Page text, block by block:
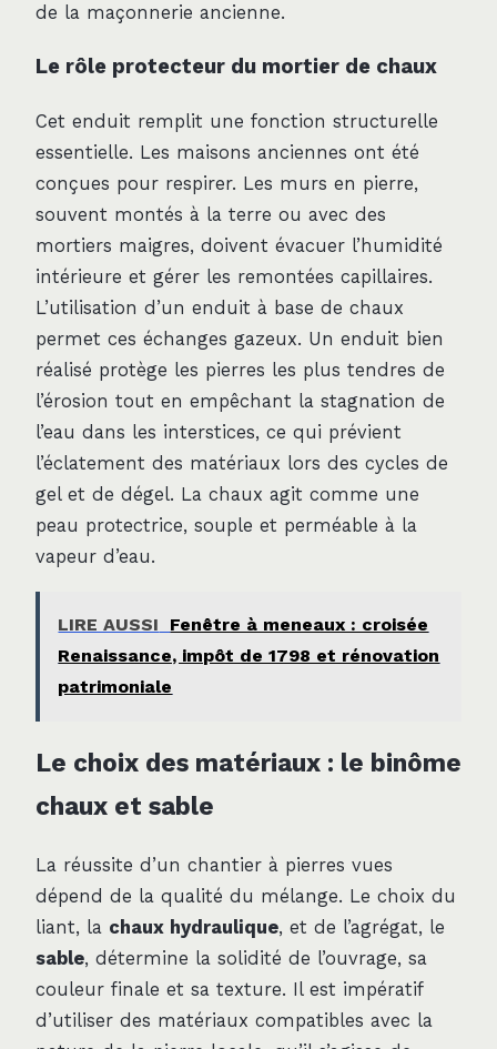
de la maçonnerie ancienne.
Le rôle protecteur du mortier de chaux
Cet enduit remplit une fonction structurelle
essentielle. Les maisons anciennes ont été
conçues pour respirer. Les murs en pierre,
souvent montés à la terre ou avec des
mortiers maigres, doivent évacuer l’humidité
intérieure et gérer les remontées capillaires.
L’utilisation d’un enduit à base de chaux
permet ces échanges gazeux. Un enduit bien
réalisé protège les pierres les plus tendres de
l’érosion tout en empêchant la stagnation de
l’eau dans les interstices, ce qui prévient
l’éclatement des matériaux lors des cycles de
gel et de dégel. La chaux agit comme une
peau protectrice, souple et perméable à la
vapeur d’eau.
LIRE AUSSI
Fenêtre à meneaux : croisée
Renaissance, impôt de 1798 et rénovation
patrimoniale
Le choix des matériaux : le binôme
chaux et sable
La réussite d’un chantier à pierres vues
dépend de la qualité du mélange. Le choix du
liant, la chaux hydraulique, et de l’agrégat, le
sable, détermine la solidité de l’ouvrage, sa
couleur finale et sa texture. Il est impératif
d’utiliser des matériaux compatibles avec la